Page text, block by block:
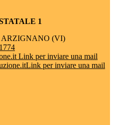
1
ARZIGNANO (VI)
Link per inviare una mail
Link per inviare una mail